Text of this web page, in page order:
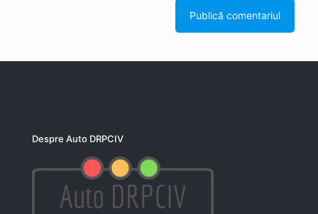
Despre Auto DRPCIV